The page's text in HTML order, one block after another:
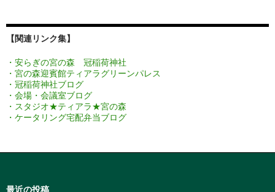
【関連リンク集】
・安らぎの宮の森 冠稲荷神社
・宮の森迎賓館ティアラグリーンパレス
・冠稲荷神社ブログ
・会場・会議室ブログ
・スタジオ★ティアラ★宮の森
・ケータリング宅配弁当ブログ
最近の投稿